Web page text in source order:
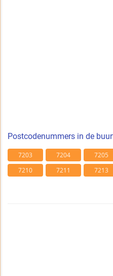
Postcodenummers in de
7203 7204 7205
7210
7211 7213